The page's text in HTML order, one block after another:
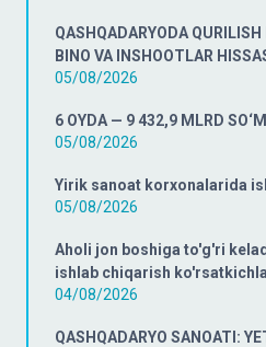
QASHQADARYODA
BINO VA INSHOOTLAR
05/08/2026
6 OYDA — 9 432,9 MLRD
05/08/2026
Yirik sanoat korxonalarida
05/08/2026
Aholi jon boshiga to'g'ri
ishlab chiqarish
04/08/2026
QASHQADARYO SANOATI: